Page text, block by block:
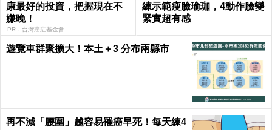
康最好的投資，把握現在不
嫌晚！
PR．台灣癌症基金會
練示範瘦臉瑜珈，4動作臉變
緊實超有感
遊覽車群聚擴大！本土＋3 分布兩縣市
再不減「腰圍」越容易罹癌早死！每天練4